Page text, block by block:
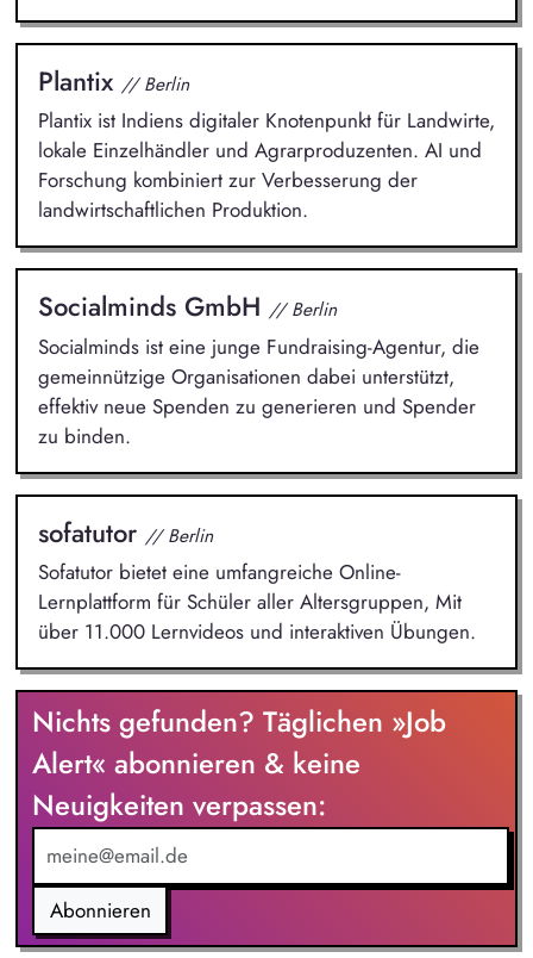
Plantix // Berlin
Plantix ist Indiens digitaler Knotenpunkt für Landwirte,
lokale Einzelhändler und Agrarproduzenten. AI und
Forschung kombiniert zur Verbesserung der
landwirtschaftlichen Produktion.
Socialminds GmbH // Berlin
Socialminds ist eine junge Fundraising-Agentur, die
gemeinnützige Organisationen dabei unterstützt,
effektiv neue Spenden zu generieren und Spender
zu binden.
sofatutor // Berlin
Sofatutor bietet eine umfangreiche Online-
Lernplattform für Schüler aller Altersgruppen, Mit
über 11.000 Lernvideos und interaktiven Übungen.
Nichts gefunden? Täglichen »Job
Alert« abonnieren & keine
Neuigkeiten verpassen:
Abonnieren